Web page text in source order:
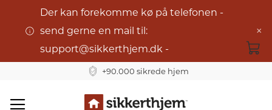
Der kan forekomme kø på telefonen -
send gerne en mail til:
support@sikkerthjem.dk -
×
+90.000 sikrede hjem
Komplet Alarmsystem